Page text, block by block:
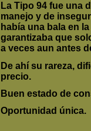
La Tipo 94 fue una
manejo y de
había una bala en
garantizaba que
a veces aun antes
De ahí su rareza,
precio.
Buen estado de
Oportunidad única.